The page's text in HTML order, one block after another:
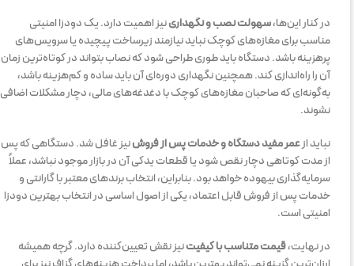
در کنار این‌ها،سهولت نصب و نگهدارینیز اهمیت دارد. یک دودزا امنیتی
مناسب برای مغازه‌های کوچک نباید نیازمند زیرساخت پیچیده یا سرویس‌های
پرهزینه باشد. دستگاه باید طوری طراحی شود که نصاب بتواند در کوتاه‌ترین زمان
آن را راه‌اندازی کند. همچنین نگهداری دوره‌ای آن باید ساده و کم‌هزینه باشد،
به‌گونه‌ای که صاحبان مغازه‌های کوچک با دغدغه‌های مالی، دچار مشکلات اضافی
نشوند.
نباید ازعمر مفید دستگاه و خدمات پس از فروشنیز غافل شد. دستگاهی که پس
از مدت کوتاهی دچار نقص شود یا قطعات یدکی آن در بازار موجود نباشد، عملاً
سرمایه‌گذاری بیهوده خواهد بود. بنابراین، انتخاب برندهای معتبر با گارانتی و
خدمات پس از فروش قابل اعتماد، یکی از اصول اساسی در انتخاب بهترین دودزا
امنیتی است.
در نهایت،قیمت متناسب با کیفیتنیز نقش تعیین‌کننده دارد. گرچه همیشه